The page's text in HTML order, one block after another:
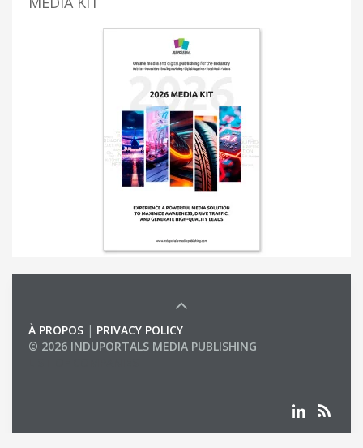
À PROPOS | PRIVACY POLICY
© 2026 INDUPORTALS MEDIA PUBLISHING